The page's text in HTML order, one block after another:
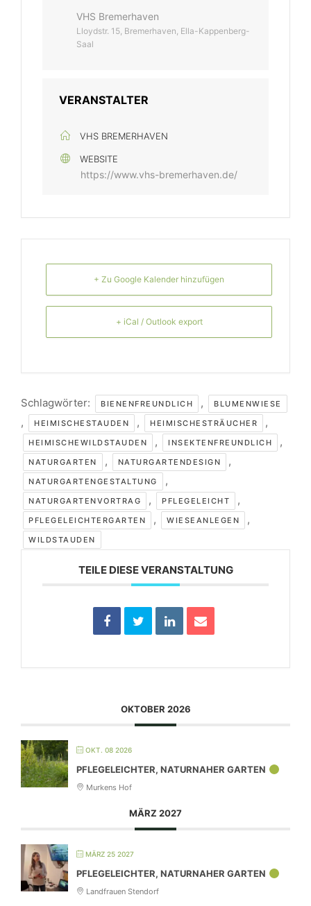
VHS Bremerhaven
Lloydstr. 15, Bremerhaven, Ella-Kappenberg-
Saal
VERANSTALTER
VHS BREMERHAVEN
WEBSITE
https://www.vhs-bremerhaven.de/
+ Zu Google Kalender hinzufügen
+ iCal / Outlook export
Schlagwörter: BIENENFREUNDLICH , BLUMENWIESE
, HEIMISCHESTAUDEN , HEIMISCHESTRÄUCHER ,
HEIMISCHEWILDSTAUDEN , INSEKTENFREUNDLICH ,
NATURGARTEN , NATURGARTENDESIGN ,
NATURGARTENGESTALTUNG ,
NATURGARTENVORTRAG , PFLEGELEICHT ,
PFLEGELEICHTERGARTEN , WIESEANLEGEN ,
WILDSTAUDEN
TEILE DIESE VERANSTALTUNG
OKTOBER 2026
OKT. 08 2026
PFLEGELEICHTER, NATURNAHER GARTEN
Murkens Hof
MÄRZ 2027
MÄRZ 25 2027
PFLEGELEICHTER, NATURNAHER GARTEN
Landfrauen Stendorf